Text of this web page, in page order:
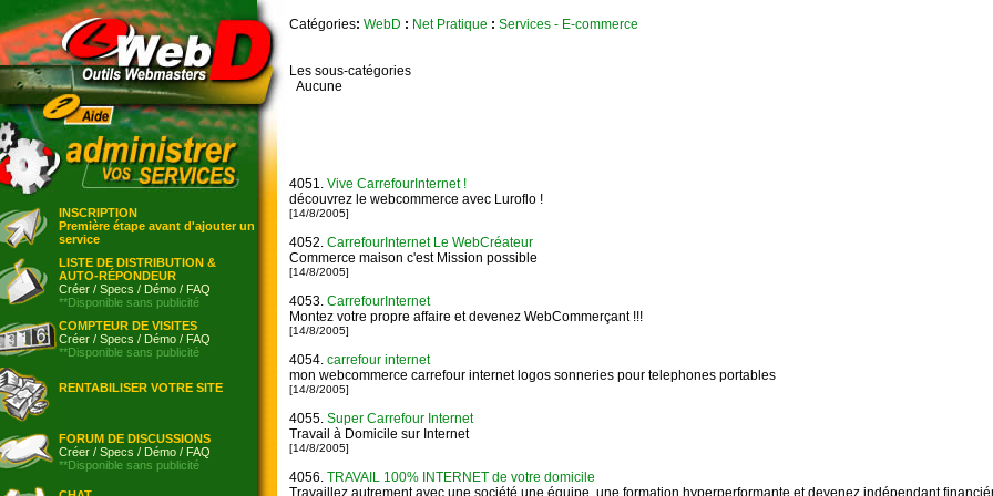
INSCRIPTION
Première étape avant d'ajouter un
service
LISTE DE DISTRIBUTION &
AUTO-RÉPONDEUR
Créer / Specs / Démo / FAQ
**Disponible sans publicité
COMPTEUR DE VISITES
Créer / Specs / Démo / FAQ
**Disponible sans publicité
RENTABILISER VOTRE SITE
FORUM DE DISCUSSIONS
Créer / Specs / Démo / FAQ
**Disponible sans publicité
Catégories: WebD : Net Pratique : Services - E-commerce
Les sous-catégories
Aucune
4051. Vive CarrefourInternet !
découvrez le webcommerce avec Luroflo !
[14/8/2005]
4052. CarrefourInternet Le WebCréateur
Commerce maison c'est Mission possible
[14/8/2005]
4053. CarrefourInternet
Montez votre propre affaire et devenez WebCommerçant !!!
[14/8/2005]
4054. carrefour internet
mon webcommerce carrefour internet logos sonneries pour telephones portables
[14/8/2005]
4055. Super Carrefour Internet
Travail à Domicile sur Internet
[14/8/2005]
4056. TRAVAIL 100% INTERNET de votre domicile
Travaillez autrement avec une société,une équipe, une formation hyperperformante et devenez indépendant